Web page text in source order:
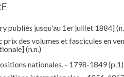
publiés jusqu'au 1er juillet 1884]
des volumes et fascicules en
(n.n.)
nationales. - 1798-1849(p.1)